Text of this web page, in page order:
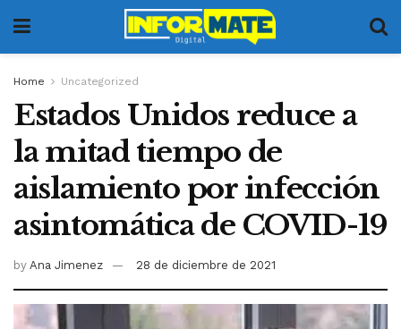
Home Uncategorized
Estados Unidos reduce a
la mitad tiempo de
aislamiento por infección
asintomática de COVID-19
by Ana Jimenez 28 de diciembre de 2021